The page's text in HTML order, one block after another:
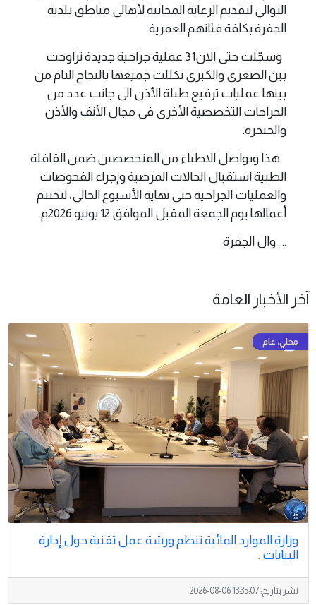
التوالي لتقديم الرعاية المجانية لأهالي مناطق بلدية
الجفرة بكافة فئاتهم العمرية.
وسجّلت حتى الان31 عملية جراحية جديدة تراوحت
بين الصغرى والكبرى تكللت جميعها بالنجاح التام من
بينها عمليات ترقيع طبلة الأذن الى جانب عدد من
الجراحات التخصصية الأخرى فى مجال الأنف والأذن
والحنجرة.
هذا وبواصل الاطباء من المتخصصين ضمن القافلة
الطبية استقبال الحالات المرضية وإجراء الفحوصات
والعمليات الجراحية حتى نهاية الأسبوع الحالي، لتختتم
أعمالها يوم الجمعة المقبل الموافق 12 يونيو 2026م.
.... وال الجفرة
آخر الأخبار العامة
وزارة الموارد المائية تنظم ورشة عمل تقنية حول إدارة
البيانات .
نشر بتاريخ:2026-08-06 13:35:07